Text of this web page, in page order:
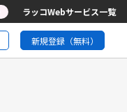
ラッコWebサービス一覧
新規登録（無料）